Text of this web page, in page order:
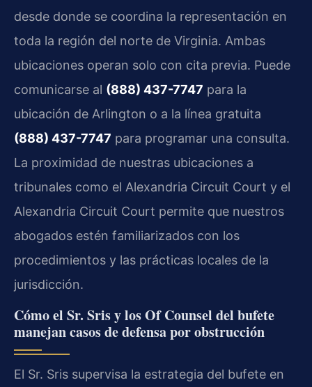
desde donde se coordina la representación en
toda la región del norte de Virginia. Ambas
ubicaciones operan solo con cita previa. Puede
comunicarse al (888) 437-7747 para la
ubicación de Arlington o a la línea gratuita
(888) 437-7747 para programar una consulta.
La proximidad de nuestras ubicaciones a
tribunales como el Alexandria Circuit Court y el
Alexandria Circuit Court permite que nuestros
abogados estén familiarizados con los
procedimientos y las prácticas locales de la
jurisdicción.
Cómo el Sr. Sris y los Of Counsel del bufete
manejan casos de defensa por obstrucción
El Sr. Sris supervisa la estrategia del bufete en